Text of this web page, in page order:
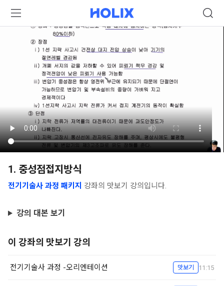
1. 중성점접지방식
전기기술사 과정 패키지 강좌의 맛보기 강의입니다.
강의 대본 보기
이 강좌의 맛보기 강의
전기기술사 과정 -오리엔테이션 맛보기 11:15